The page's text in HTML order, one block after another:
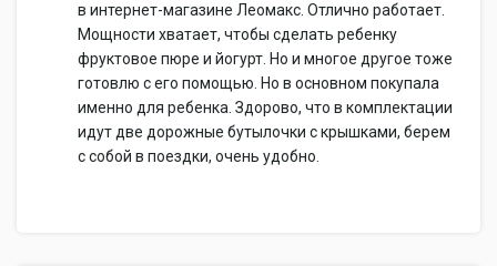
в интернет-магазине Леомакс. Отлично работает.
Мощности хватает, чтобы сделать ребенку
фруктовое пюре и йогурт. Но и многое другое тоже
готовлю с его помощью. Но в основном покупала
именно для ребенка. Здорово, что в комплектации
идут две дорожные бутылочки с крышками, берем
с собой в поездки, очень удобно.